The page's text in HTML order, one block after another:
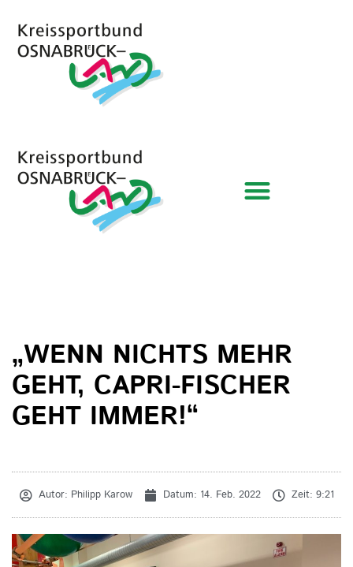
„WENN NICHTS MEHR
GEHT, CAPRI-FISCHER
GEHT IMMER!“
Autor: Philipp Karow Datum: 14. Feb. 2022 Zeit: 9:21